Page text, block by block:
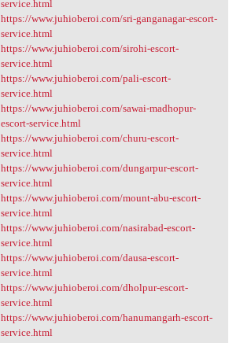
service.html
https://www.juhioberoi.com/sri-ganganagar-escort-
service.html
https://www.juhioberoi.com/sirohi-escort-
service.html
https://www.juhioberoi.com/pali-escort-
service.html
https://www.juhioberoi.com/sawai-madhopur-
escort-service.html
https://www.juhioberoi.com/churu-escort-
service.html
https://www.juhioberoi.com/dungarpur-escort-
service.html
https://www.juhioberoi.com/mount-abu-escort-
service.html
https://www.juhioberoi.com/nasirabad-escort-
service.html
https://www.juhioberoi.com/dausa-escort-
service.html
https://www.juhioberoi.com/dholpur-escort-
service.html
https://www.juhioberoi.com/hanumangarh-escort-
service.html